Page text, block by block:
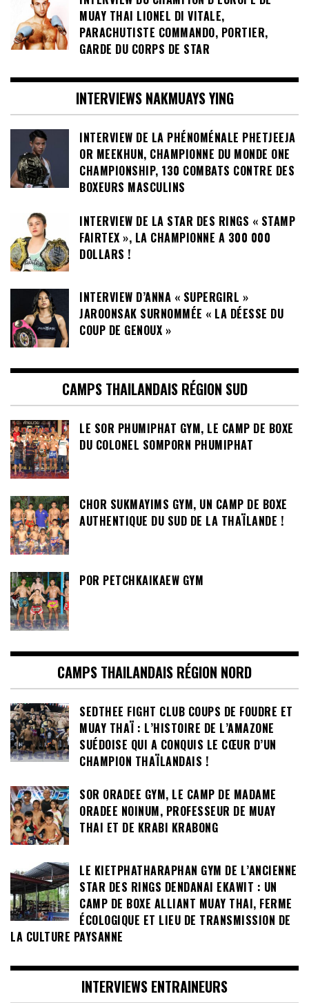
MUAY THAI LIONEL DI VITALE,
PARACHUTISTE COMMANDO, PORTIER,
GARDE DU CORPS DE STAR
INTERVIEWS NAKMUAYS YING
INTERVIEW DE LA PHÉNOMÉNALE PHETJEEJA
OR MEEKHUN, CHAMPIONNE DU MONDE ONE
CHAMPIONSHIP, 130 COMBATS CONTRE DES
BOXEURS MASCULINS
INTERVIEW DE LA STAR DES RINGS « STAMP
FAIRTEX », LA CHAMPIONNE A 300 000
DOLLARS !
INTERVIEW D’ANNA « SUPERGIRL »
JAROONSAK SURNOMMÉE « LA DÉESSE DU
COUP DE GENOUX »
CAMPS THAILANDAIS RÉGION SUD
LE SOR PHUMIPHAT GYM, LE CAMP DE BOXE
DU COLONEL SOMPORN PHUMIPHAT
CHOR SUKMAYIMS GYM, UN CAMP DE BOXE
AUTHENTIQUE DU SUD DE LA THAÏLANDE !
POR PETCHKAIKAEW GYM
CAMPS THAILANDAIS RÉGION NORD
SEDTHEE FIGHT CLUB COUPS DE FOUDRE ET
MUAY THAÏ : L’HISTOIRE DE L’AMAZONE
SUÉDOISE QUI A CONQUIS LE CŒUR D’UN
CHAMPION THAÏLANDAIS !
SOR ORADEE GYM, LE CAMP DE MADAME
ORADEE NOINUM, PROFESSEUR DE MUAY
THAI ET DE KRABI KRABONG
LE KIETPHATHARAPHAN GYM DE L’ANCIENNE
STAR DES RINGS DENDANAI EKAWIT : UN
CAMP DE BOXE ALLIANT MUAY THAI, FERME
ÉCOLOGIQUE ET LIEU DE TRANSMISSION DE
LA CULTURE PAYSANNE
INTERVIEWS ENTRAINEURS